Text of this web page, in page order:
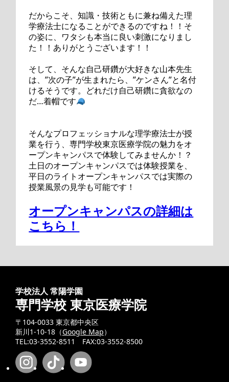
だからこそ、知識・技術ともに兼ね備えた理
学療法士になることができるのですね！！そ
の姿に、ワタシも本当に良い刺激になりまし
た！！ありがとうございます！！
そして、そんな自己研鑽が大好きな山本先生
は、”次の子”が生まれたら、”ケンさん”と名付
けるそうです。どれだけ自己研鑽に貪欲なの
だ…着帽です
そんなプロフェッショナルな理学療法士が授
業を行う、専門学校東京医療学院の魅力をオ
ープンキャンパスで体験してみませんか！？
土日のオープンキャンパスでは体験授業を、
平日のライトオープンキャンパスでは実際の
授業風景の見学も可能です！
オープンキャンパスの詳細は
こちら！
学校法人 常陽学園
専門学校 東京医療学院
〒104-0033 東京都中央区
新川1-10-18（Google Map）
TEL:03-3552-8511 FAX:03-3552-8500